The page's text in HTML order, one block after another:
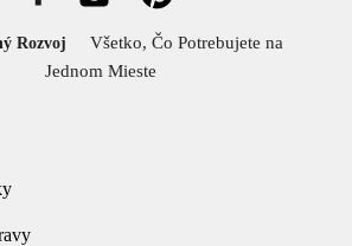
Rozvoj
Všetko, Čo Potrebujete na
Jednom Mieste